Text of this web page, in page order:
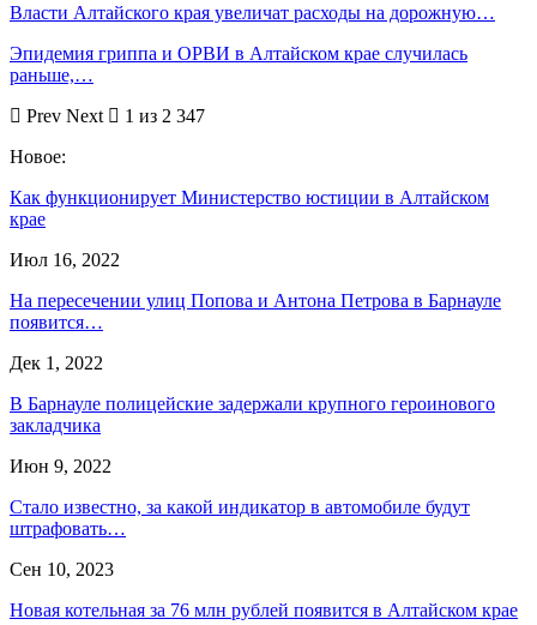
Власти Алтайского края увеличат расходы на дорожную…
Эпидемия гриппа и ОРВИ в Алтайском крае случилась
раньше,…
Prev Next
1 из 2 347
Новое:
Как функционирует Министерство юстиции в Алтайском
крае
Июл 16, 2022
На пересечении улиц Попова и Антона Петрова в Барнауле
появится…
Дек 1, 2022
В Барнауле полицейские задержали крупного героинового
закладчика
Июн 9, 2022
Стало известно, за какой индикатор в автомобиле будут
штрафовать…
Сен 10, 2023
Новая котельная за 76 млн рублей появится в Алтайском крае